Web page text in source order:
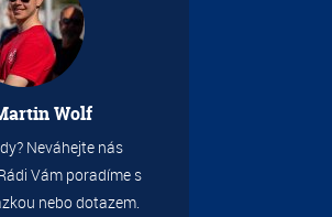
Wolf
Neváhejte nás
Vám poradíme s
nebo dotazem.